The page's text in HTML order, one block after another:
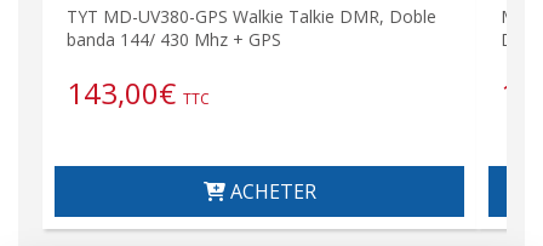
TYT MD-UV380-GPS Walkie Talkie DMR, Doble
banda 144/ 430 Mhz + GPS
143,00€ TTC
ACHETER